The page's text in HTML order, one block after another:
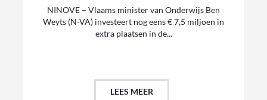
NINOVE – Vlaams minister van Onderwijs Ben
Weyts (N-VA) investeert nog eens € 7,5 miljoen in
extra plaatsen in de...
LEES MEER